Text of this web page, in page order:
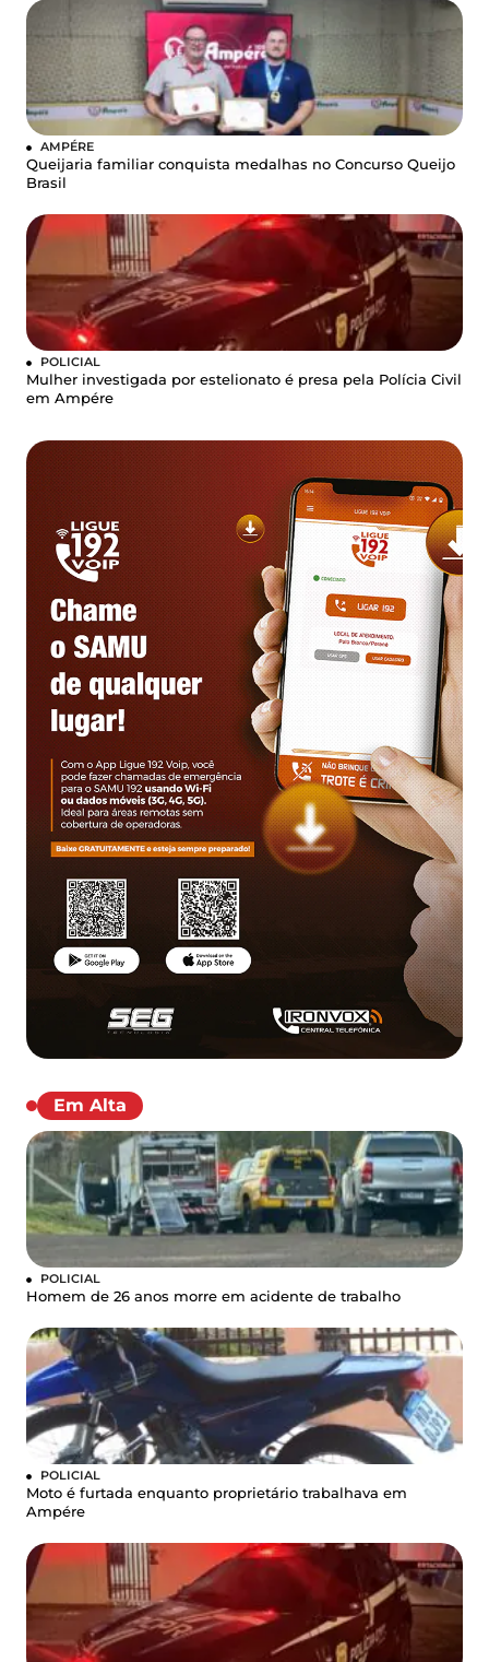
AMPÉRE
Queijaria familiar conquista medalhas no Concurso Queijo
Brasil
POLICIAL
Mulher investigada por estelionato é presa pela Polícia Civil
em Ampére
Em Alta
POLICIAL
Homem de 26 anos morre em acidente de trabalho
POLICIAL
Moto é furtada enquanto proprietário trabalhava em
Ampére